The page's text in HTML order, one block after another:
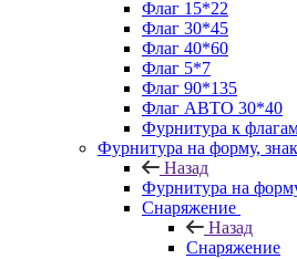
Флаг 15*22
Флаг 30*45
Флаг 40*60
Флаг 5*7
Флаг 90*135
Флаг АВТО 30*40
Фурнитура к
Фурнитура на форму,
Назад
Фурнитура на
Снаряжение
Назад
Снаряжение